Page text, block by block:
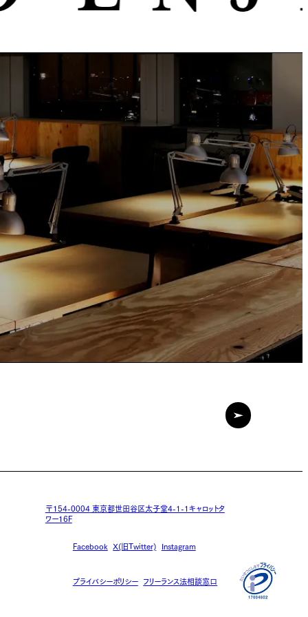
〒154-0004東京都世田谷区太子堂4-1-1キャロットタ
ワー16F
Facebook X(旧Twitter) Instagram
プライバシーポリシー フリーランス法相談窓口